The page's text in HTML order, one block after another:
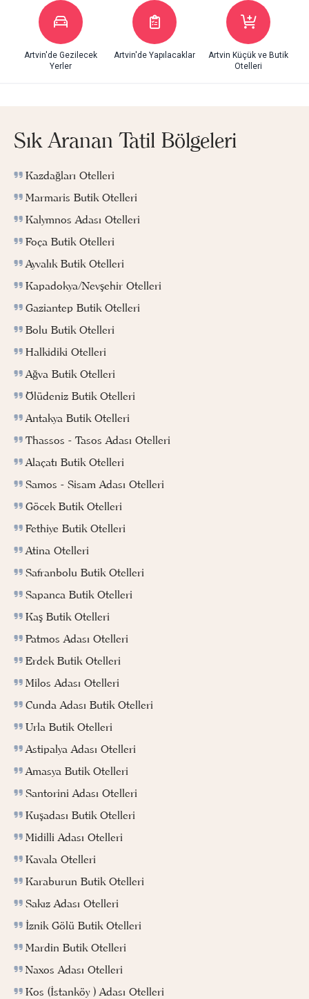
Artvin'de Gezilecek
Yerler
Artvin'de Yapılacaklar
Artvin Küçük ve Butik
Otelleri
Sık Aranan Tatil Bölgeleri
Kazdağları Otelleri
Marmaris Butik Otelleri
Kalymnos Adası Otelleri
Foça Butik Otelleri
Ayvalık Butik Otelleri
Kapadokya/Nevşehir Otelleri
Gaziantep Butik Otelleri
Bolu Butik Otelleri
Halkidiki Otelleri
Ağva Butik Otelleri
Ölüdeniz Butik Otelleri
Antakya Butik Otelleri
Thassos - Tasos Adası Otelleri
Alaçatı Butik Otelleri
Samos - Sisam Adası Otelleri
Göcek Butik Otelleri
Fethiye Butik Otelleri
Atina Otelleri
Safranbolu Butik Otelleri
Sapanca Butik Otelleri
Kaş Butik Otelleri
Patmos Adası Otelleri
Erdek Butik Otelleri
Milos Adası Otelleri
Cunda Adası Butik Otelleri
Urla Butik Otelleri
Astipalya Adası Otelleri
Amasya Butik Otelleri
Santorini Adası Otelleri
Kuşadası Butik Otelleri
Midilli Adası Otelleri
Kavala Otelleri
Karaburun Butik Otelleri
Sakız Adası Otelleri
İznik Gölü Butik Otelleri
Mardin Butik Otelleri
Naxos Adası Otelleri
Kos (İstanköy ) Adası Otelleri